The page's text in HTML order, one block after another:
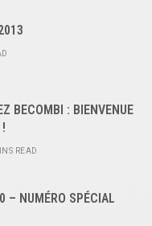
BECOMBI : BIENVENUE
READ
– NUMÉRO SPÉCIAL